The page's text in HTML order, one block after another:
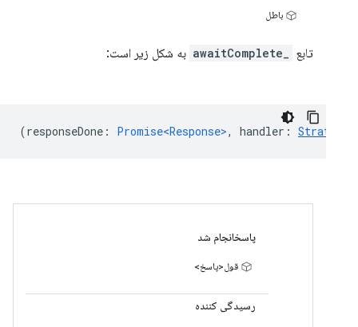
باطل
تابع به شکل زیر است:
(responseDone : Promise<Response>, handler :
پاسخانجام شد
قول<پاسخ>
رسیدگی کننده